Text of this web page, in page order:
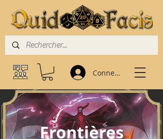
Connexion
Frontières